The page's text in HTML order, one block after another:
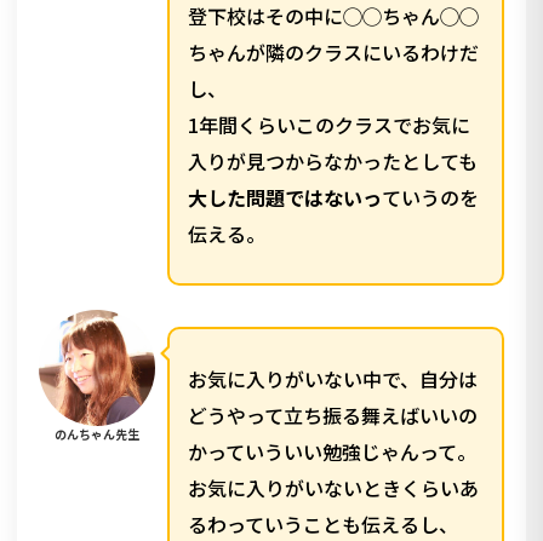
登下校はその中に◯◯ちゃん◯◯
ちゃんが隣のクラスにいるわけだ
し、
1年間くらいこのクラスでお気に
入りが見つからなかったとしても
大した問題ではないっていうのを
伝える。
のんちゃん先生
お気に入りがいない中で、自分は
どうやって立ち振る舞えばいいの
かっていういい勉強じゃんって。
お気に入りがいないときくらいあ
るわっていうことも伝えるし、